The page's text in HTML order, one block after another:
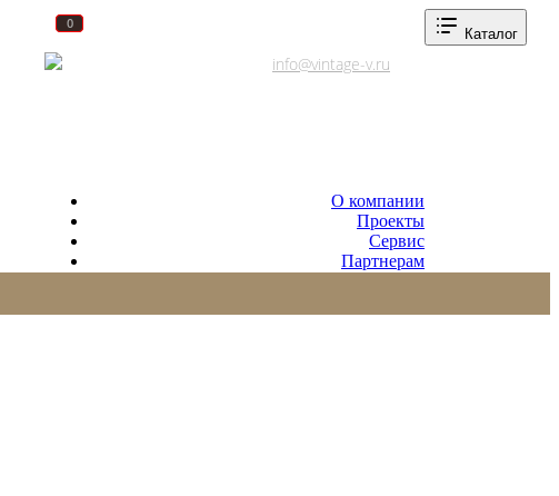
info@vintage-v.ru
0
0
О компании
Проекты
Сервис
Партнерам
Каталог